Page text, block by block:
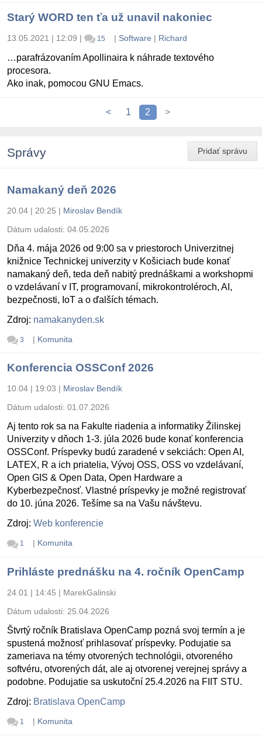
Starý WORD ten ťa už unavil nakoniec
13.05.2021 | 12:09 | 15 | Software | Richard
…parafrázovaním Apollinaira k náhrade textového
procesora.
Ako inak, pomocou GNU Emacs.
< 1 2 >
Pridať správu
Správy
Namakaný deň 2026
20.04 | 20:25 | Miroslav Bendík
Dátum udalosti: 04.05.2026
Dňa 4. mája 2026 od 9:00 sa v priestoroch Univerzitnej
knižnice Technickej univerzity v Košiciach bude konať
namakaný deň, teda deň nabitý prednáškami a workshopmi
o vzdelávaní v IT, programovaní, mikrokontroléroch, AI,
bezpečnosti, IoT a o ďalších témach.
Zdroj: namakanyden.sk
3 | Komunita
Konferencia OSSConf 2026
10.04 | 19:03 | Miroslav Bendík
Dátum udalosti: 01.07.2026
Aj tento rok sa na Fakulte riadenia a informatiky Žilinskej
Univerzity v dňoch 1-3. júla 2026 bude konať konferencia
OSSConf. Príspevky budú zaradené v sekciách: Open AI,
LATEX, R a ich priatelia, Vývoj OSS, OSS vo vzdelávaní,
Open GIS & Open Data, Open Hardware a
Kyberbezpečnosť. Vlastné príspevky je možné registrovať
do 10. júna 2026. Tešíme sa na Vašu návštevu.
Zdroj: Web konferencie
1 | Komunita
Prihláste prednášku na 4. ročník OpenCamp
24.01 | 14:45 | MarekGalinski
Dátum udalosti: 25.04.2026
Štvrtý ročník Bratislava OpenCamp pozná svoj termín a je
spustená možnosť prihlasovať príspevky. Podujatie sa
zameriava na témy otvorených technológii, otvoreného
softvéru, otvorených dát, ale aj otvorenej verejnej správy a
podobne. Podujatie sa uskutoční 25.4.2026 na FIIT STU.
Zdroj: Bratislava OpenCamp
1 | Komunita